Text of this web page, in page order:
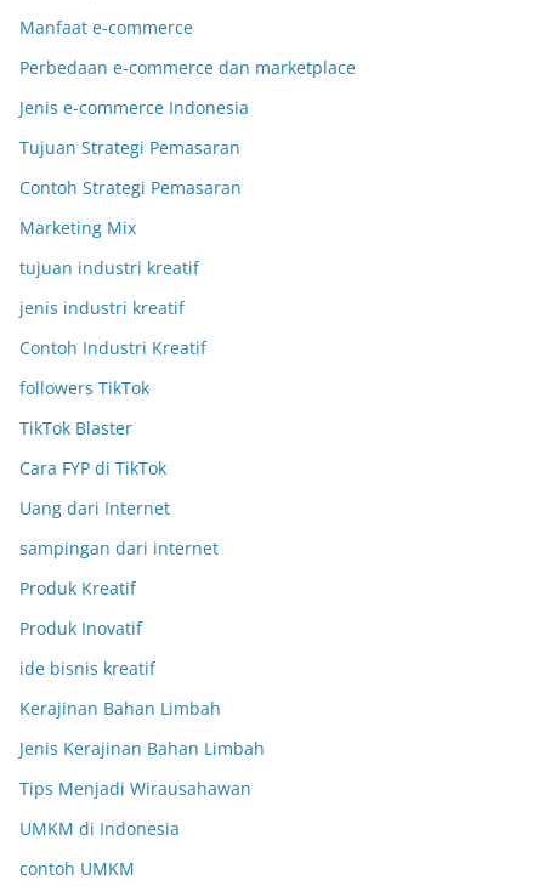
Manfaat e-commerce
Perbedaan e-commerce dan marketplace
Jenis e-commerce Indonesia
Tujuan Strategi Pemasaran
Contoh Strategi Pemasaran
Marketing Mix
tujuan industri kreatif
jenis industri kreatif
Contoh Industri Kreatif
followers TikTok
TikTok Blaster
Cara FYP di TikTok
Uang dari Internet
sampingan dari internet
Produk Kreatif
Produk Inovatif
ide bisnis kreatif
Kerajinan Bahan Limbah
Jenis Kerajinan Bahan Limbah
Tips Menjadi Wirausahawan
UMKM di Indonesia
contoh UMKM